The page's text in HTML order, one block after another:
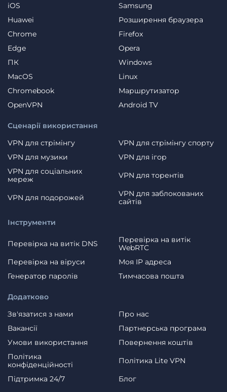
iOS
Samsung
Huawei
Розширення браузера
Chrome
Firefox
Edge
Opera
ПК
Windows
MacOS
Linux
Chromebook
Маршрутизатор
OpenVPN
Android TV
Сценарії використання
VPN для стрімінгу
VPN для стрімінгу спорту
VPN для музики
VPN для ігор
VPN для соціальних
мереж
VPN для торентів
VPN для подорожей
VPN для заблокованих
сайтів
Додатково
Зв'язатися з нами
Про нас
Вакансії
Партнерська програма
Умови використання
Повернення коштів
Політика
конфіденційності
Політика Lite VPN
Пiдтримка 24/7
Блог
Інструменти
Перевірка на витік DNS
Перевірка на витік
WebRTC
Перевірка на віруси
Моя IP адреса
Генератор паролів
Тимчасова пошта